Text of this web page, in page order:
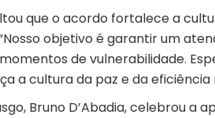
que o acordo fortalece a
objetivo é garantir um
de vulnerabilidade.
a cultura da paz e da eficiência
Bruno D’Abadia, celebrou a